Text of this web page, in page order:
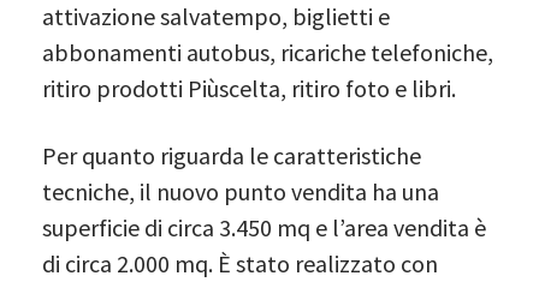
attivazione salvatempo, biglietti e
abbonamenti autobus, ricariche telefoniche,
ritiro prodotti Piùscelta, ritiro foto e libri.
Per quanto riguarda le caratteristiche
tecniche, il nuovo punto vendita ha una
superficie di circa 3.450 mq e l’area vendita è
di circa 2.000 mq. È stato realizzato con